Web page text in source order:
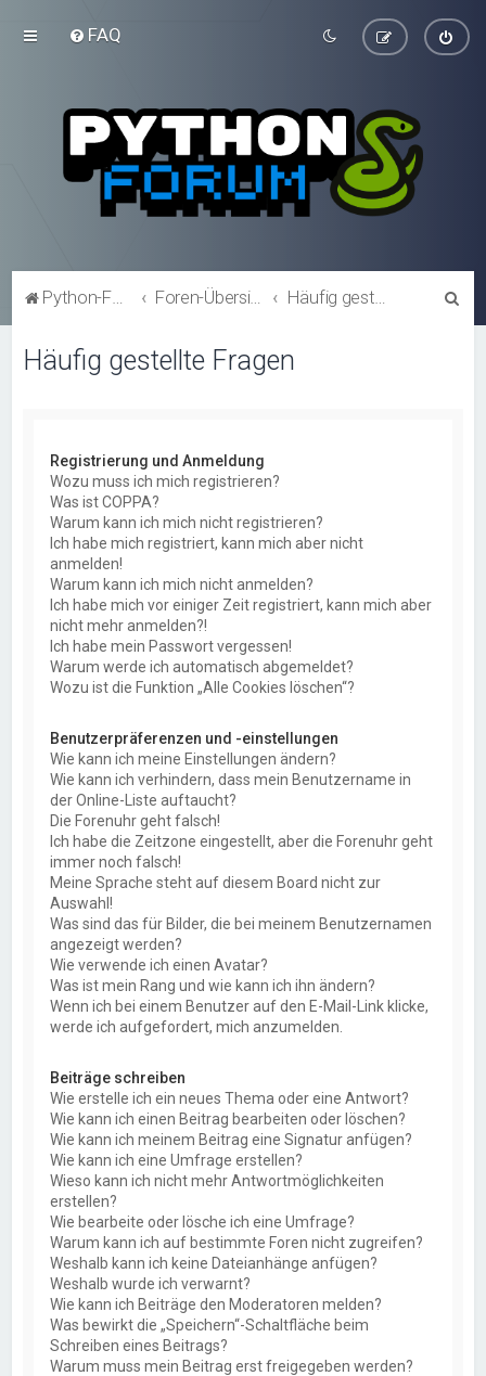
FAQ
Python-Forum.de Foren-Übersicht
Häufig gestellte Fragen
Registrierung und Anmeldung
Wozu muss ich mich registrieren?
Was ist COPPA?
Warum kann ich mich nicht registrieren?
Ich habe mich registriert, kann mich aber nicht
anmelden!
Warum kann ich mich nicht anmelden?
Ich habe mich vor einiger Zeit registriert, kann mich aber
nicht mehr anmelden?!
Ich habe mein Passwort vergessen!
Warum werde ich automatisch abgemeldet?
Wozu ist die Funktion „Alle Cookies löschen“?
Benutzerpräferenzen und -einstellungen
Wie kann ich meine Einstellungen ändern?
Wie kann ich verhindern, dass mein Benutzername in
der Online-Liste auftaucht?
Die Forenuhr geht falsch!
Ich habe die Zeitzone eingestellt, aber die Forenuhr geht
immer noch falsch!
Meine Sprache steht auf diesem Board nicht zur
Auswahl!
Was sind das für Bilder, die bei meinem Benutzernamen
angezeigt werden?
Wie verwende ich einen Avatar?
Was ist mein Rang und wie kann ich ihn ändern?
Wenn ich bei einem Benutzer auf den E-Mail-Link klicke,
werde ich aufgefordert, mich anzumelden.
Beiträge schreiben
Wie erstelle ich ein neues Thema oder eine Antwort?
Wie kann ich einen Beitrag bearbeiten oder löschen?
Wie kann ich meinem Beitrag eine Signatur anfügen?
Wie kann ich eine Umfrage erstellen?
Wieso kann ich nicht mehr Antwortmöglichkeiten
erstellen?
Wie bearbeite oder lösche ich eine Umfrage?
Warum kann ich auf bestimmte Foren nicht zugreifen?
Weshalb kann ich keine Dateianhänge anfügen?
Weshalb wurde ich verwarnt?
Wie kann ich Beiträge den Moderatoren melden?
Was bewirkt die „Speichern“-Schaltfläche beim
Schreiben eines Beitrags?
Warum muss mein Beitrag erst freigegeben werden?